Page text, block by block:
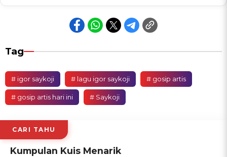
Tag
# igor saykoji # lagu igor saykoji # gosip artis
# gosip artis hari ini # Saykoji
CARI TAHU
Kumpulan Kuis Menarik